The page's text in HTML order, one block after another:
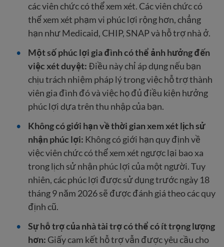
các viên chức có thể xem xét. Các viên chức có
thể xem xét phạm vi phúc lợi rộng hơn, chẳng
hạn như Medicaid, CHIP, SNAP và hỗ trợ nhà ở.
Một số phúc lợi gia đình có thể ảnh hưởng đến
việc xét duyệt: Điều này chỉ áp dụng nếu bạn
chịu trách nhiệm pháp lý trong việc hỗ trợ thành
viên gia đình đó và việc họ đủ điều kiện hưởng
phúc lợi dựa trên thu nhập của bạn.
Không có giới hạn về thời gian xem xét lịch sử
nhận phúc lợi: Không có giới hạn quy định về
việc viên chức có thể xem xét ngược lại bao xa
trong lịch sử nhận phúc lợi của một người. Tuy
nhiên, các phúc lợi được sử dụng trước ngày 18
tháng 9 năm 2026 sẽ được đánh giá theo các quy
định cũ.
Sự hỗ trợ của nhà tài trợ có thể có ít trọng lượng
hơn: Giấy cam kết hỗ trợ vẫn được yêu cầu cho